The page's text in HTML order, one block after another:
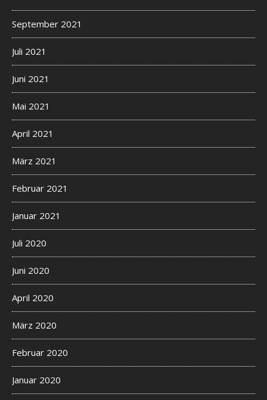
September 2021
Juli 2021
Juni 2021
Mai 2021
April 2021
März 2021
Februar 2021
Januar 2021
Juli 2020
Juni 2020
April 2020
März 2020
Februar 2020
Januar 2020